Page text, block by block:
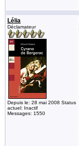
Lélia
Déclamateur
Depuis le: 28 mai 2008 Status
actuel: Inactif
Messages: 1550